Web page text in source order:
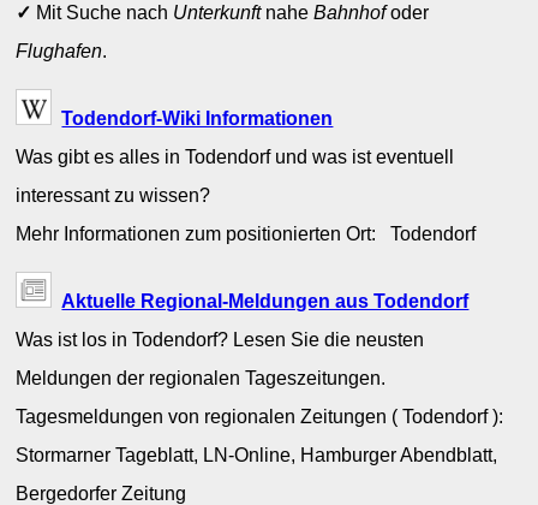
✓ Mit Suche nach UnterkunftnaheBahnhofoder
Flughafen.
Todendorf-Wiki Informationen
Was gibt es alles in Todendorf und was ist eventuell
interessant zu wissen?
Mehr Informationen zum positionierten Ort: Todendorf
Aktuelle Regional-Meldungen aus Todendorf
Was ist los in Todendorf? Lesen Sie die neusten
Meldungen der regionalen Tageszeitungen.
Tagesmeldungen von regionalen Zeitungen ( Todendorf ):
Stormarner Tageblatt, LN-Online, Hamburger Abendblatt,
Bergedorfer Zeitung